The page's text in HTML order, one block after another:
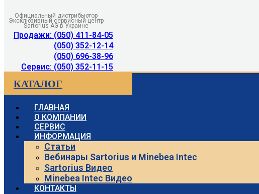
Официальный дистрибьютор
Эксклюзивный сервисный центр
Sartorius AG в Украине
Продажи: (050) 411-84-05
(050) 352-12-14
(050) 696-38-96
Сервис: (050) 352-11-15
КАТАЛОГ
ГЛАВНАЯ
О КОМПАНИИ
СЕРВИС
ИНФОРМАЦИЯ
Статьи
Вебинары Sartorius и Minebea Intec
Sartorius Видео
Minebea Intec Видео
КОНТАКТЫ